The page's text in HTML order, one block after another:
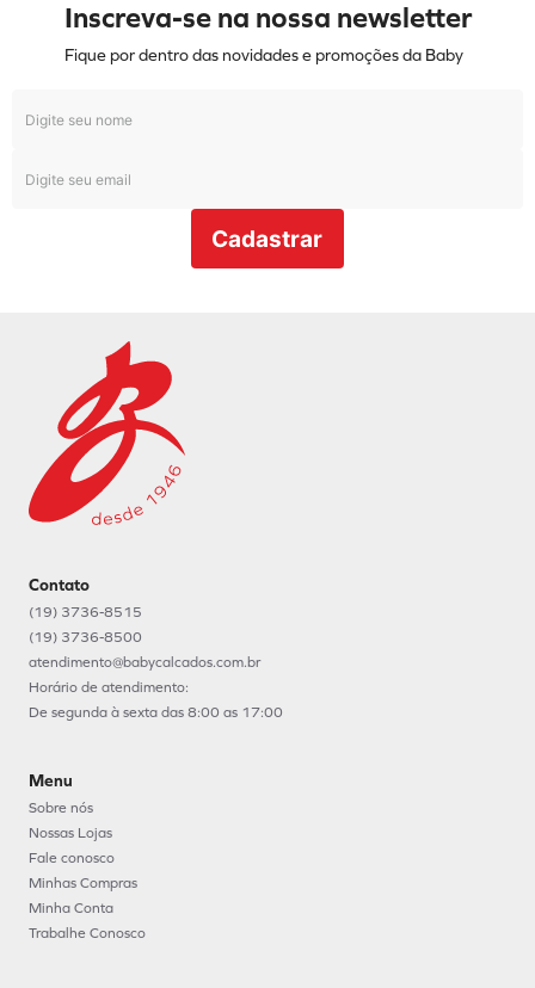
Inscreva-se na nossa newsletter
Fique por dentro das novidades e promoções da Baby
Cadastrar
Contato
(19) 3736-8515
(19) 3736-8500
atendimento@babycalcados.com.br
Horário de atendimento:
De segunda à sexta das 8:00 as 17:00
Menu
Sobre nós
Nossas Lojas
Fale conosco
Minhas Compras
Minha Conta
Trabalhe Conosco